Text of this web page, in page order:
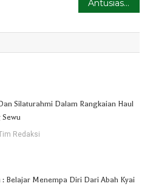
Antusiasme Santri Kyai Galang Sewu Ikuti Haul Habib Ali bin Muhammad Al-habsyi
Silaturahmi Dalam Rangkaian Haul
Sewu
Redaksi
: Belajar Menempa Diri Dari Abah Kyai